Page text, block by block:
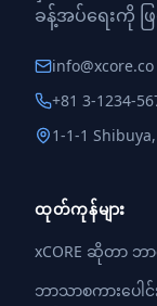
ခန့်အပ်ရေးကို ဖ
info@xcore.co
+81 3-1234-
1-1-1
ထုတ်ကုန်များ
xCORE ဆိုတာ ဘ
ဘာသာစကားပေါင်